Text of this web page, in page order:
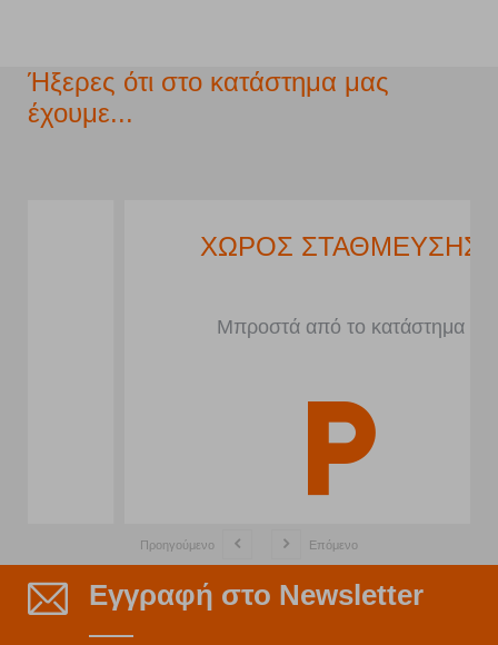
Ήξερες ότι στο κατάστημα μας
έχουμε...
ΧΩΡΟΣ ΣΤΑΘΜΕΥΣΗΣ
Μπροστά από το κατάστημα
Προηγούμενο Επόμενο
Εγγραφή στο Newsletter